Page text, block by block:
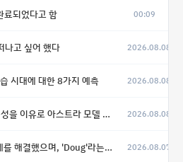
되었다고 함 00:09
나고 싶어 했다 2026.08.08
시대에 대한 8가지 예측 2026.08.08
유로 아스트라 모델 출시 연기 2026.08.08
코드명을 가진 훨씬 더 큰 모델을 활발히 개발 중 2026.08.07